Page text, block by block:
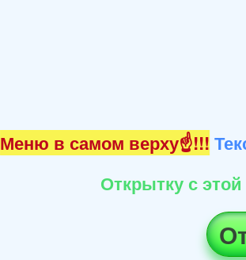
Меню в самом верху☝!!!
Открытку с